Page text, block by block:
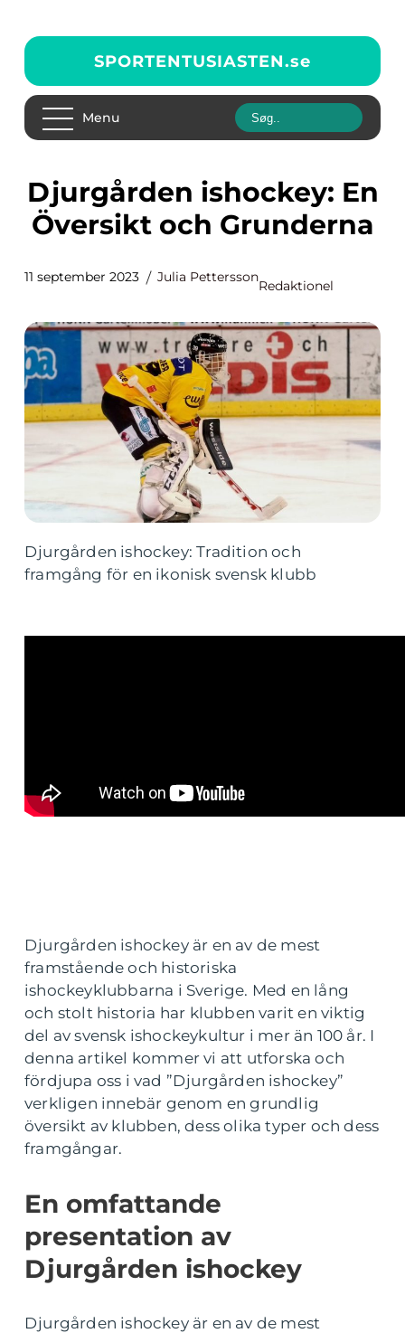
SPORTENTUSIASTEN.se
Menu
Djurgården ishockey: En
Översikt och Grunderna
11 september 2023 Julia Pettersson
Redaktionel
Djurgården ishockey: Tradition och
framgång för en ikonisk svensk klubb
Djurgården ishockey är en av de mest
framstående och historiska
ishockeyklubbarna i Sverige. Med en lång
och stolt historia har klubben varit en viktig
del av svensk ishockeykultur i mer än 100 år. I
denna artikel kommer vi att utforska och
fördjupa oss i vad ”Djurgården ishockey”
verkligen innebär genom en grundlig
översikt av klubben, dess olika typer och dess
framgångar.
En omfattande
presentation av
Djurgården ishockey
Djurgården ishockey är en av de mest